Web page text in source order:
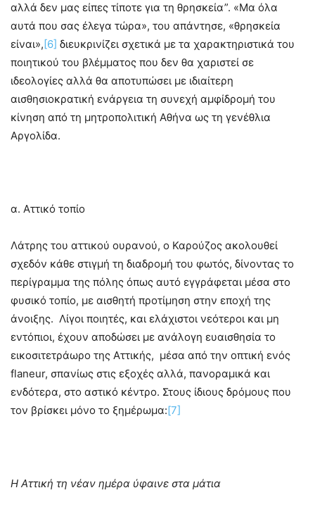
αλλά δεν μας είπες τίποτε για τη θρησκεία”. «Μα όλα
αυτά που σας έλεγα τώρα», του απάντησε, «θρησκεία
είναι», [6] διευκρινίζει σχετικά με τα χαρακτηριστικά του
ποιητικού του βλέμματος που δεν θα χαριστεί σε
ιδεολογίες αλλά θα αποτυπώσει με ιδιαίτερη
αισθησιοκρατική ενάργεια τη συνεχή αμφίδρομή του
κίνηση από τη μητροπολιτική Αθήνα ως τη γενέθλια
Αργολίδα.
α. Αττικό τοπίο
Λάτρης του αττικού ουρανού, ο Καρούζος ακολουθεί
σχεδόν κάθε στιγμή τη διαδρομή του φωτός, δίνοντας το
περίγραμμα της πόλης όπως αυτό εγγράφεται μέσα στο
φυσικό τοπίο, με αισθητή προτίμηση στην εποχή της
άνοιξης. Λίγοι ποιητές, και ελάχιστοι νεότεροι και μη
εντόπιοι, έχουν αποδώσει με ανάλογη ευαισθησία το
εικοσιτετράωρο της Αττικής, μέσα από την οπτική ενός
flaneur, σπανίως στις εξοχές αλλά, πανοραμικά και
ενδότερα, στο αστικό κέντρο. Στους ίδιους δρόμους που
τον βρίσκει μόνο το ξημέρωμα:[7]
Η Αττική τη νέαν ημέρα ύφαινε στα μάτια